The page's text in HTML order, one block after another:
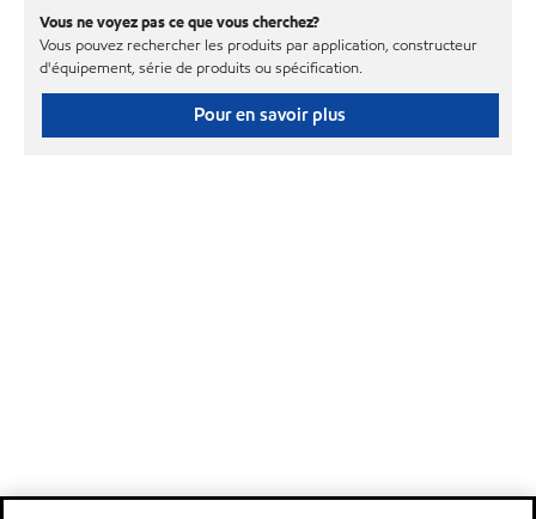
Vous ne voyez pas ce que vous cherchez?
Vous pouvez rechercher les produits par application, constructeur
d'équipement, série de produits ou spécification.
Pour en savoir plus